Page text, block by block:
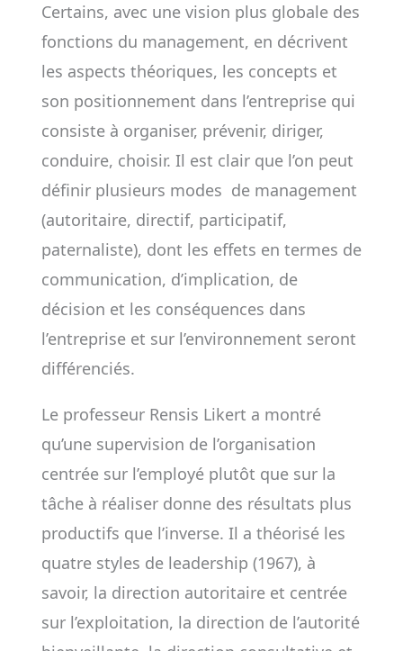
Certains, avec une vision plus globale des
fonctions du management, en décrivent
les aspects théoriques, les concepts et
son positionnement dans l’entreprise qui
consiste à organiser, prévenir, diriger,
conduire, choisir. Il est clair que l’on peut
définir plusieurs modes de management
(autoritaire, directif, participatif,
paternaliste), dont les effets en termes de
communication, d’implication, de
décision et les conséquences dans
l’entreprise et sur l’environnement seront
différenciés.
Le professeur Rensis Likert a montré
qu’une supervision de l’organisation
centrée sur l’employé plutôt que sur la
tâche à réaliser donne des résultats plus
productifs que l’inverse. Il a théorisé les
quatre styles de leadership (1967), à
savoir, la direction autoritaire et centrée
sur l’exploitation, la direction de l’autorité